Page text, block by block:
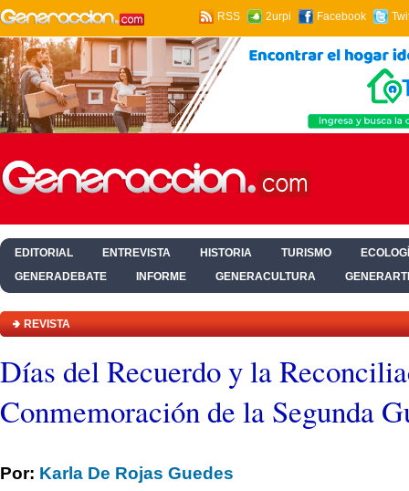
RSS 2urpi Facebook
EDITORIAL ENTREVISTA HISTORIA TURISMO
GENERADEBATE
INFORME GENERACULTURA
REVISTA
Días del Recuerdo y la
Conmemoración de la Segunda
Por: Karla De Rojas Guedes